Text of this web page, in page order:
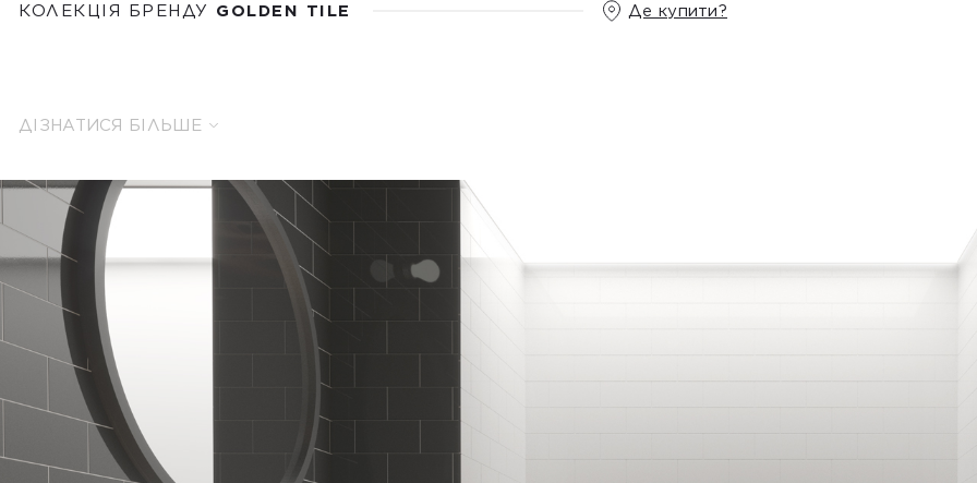
КОЛЕКЦІЯ БРЕНДУ GOLDEN TILE Де купити?
ДІЗНАТИСЯ БІЛЬШЕ